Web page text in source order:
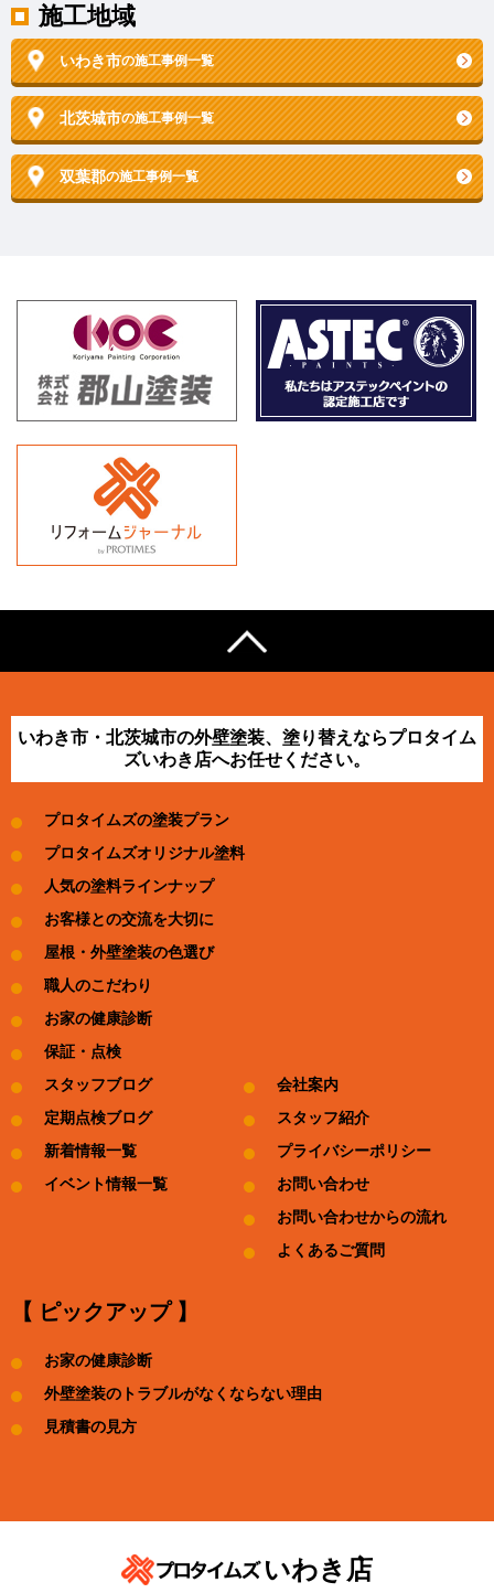
施工地域
いわき市の施工事例一覧
北茨城市の施工事例一覧
双葉郡の施工事例一覧
いわき市・北茨城市の外壁塗装、塗り替えならプロタイム
ズいわき店へお任せください。
プロタイムズの塗装プラン
プロタイムズオリジナル塗料
人気の塗料ラインナップ
お客様との交流を大切に
屋根・外壁塗装の色選び
職人のこだわり
お家の健康診断
保証・点検
スタッフブログ
定期点検ブログ
新着情報一覧
イベント情報一覧
会社案内
スタッフ紹介
プライバシーポリシー
お問い合わせ
お問い合わせからの流れ
よくあるご質問
【 ピックアップ 】
お家の健康診断
外壁塗装のトラブルがなくならない理由
見積書の見方
いわき店